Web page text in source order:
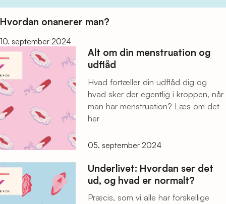
Hvordan onanerer man?
10. september 2024
Alt om din menstruation og
udflåd
Hvad fortæller din udflåd dig og
hvad sker der egentlig i kroppen, når
man har menstruation? Læs om det
her
05. september 2024
Underlivet: Hvordan ser det
ud, og hvad er normalt?
Præcis, som vi alle har forskellige